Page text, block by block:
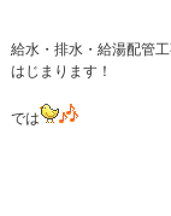
給水・排水・給湯配管
はじまります！
では